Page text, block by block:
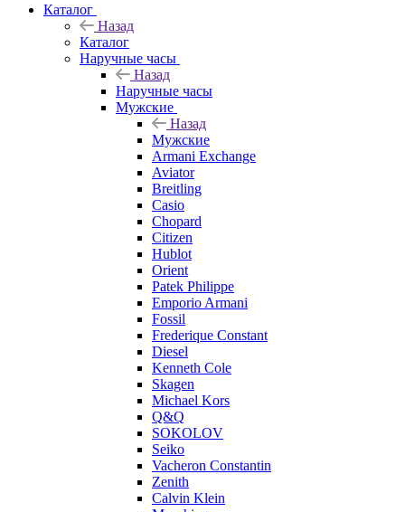
Каталог
Назад
Каталог
Наручные часы
Назад
Наручные часы
Мужские
Назад
Мужские
Armani Exchange
Aviator
Breitling
Casio
Chopard
Citizen
Hublot
Orient
Patek Philippe
Emporio Armani
Fossil
Frederique Constant
Diesel
Kenneth Cole
Skagen
Michael Kors
Q&Q
SOKOLOV
Seiko
Vacheron Constantin
Zenith
Calvin Klein